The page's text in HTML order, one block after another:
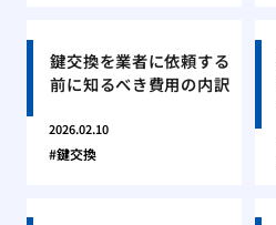
鍵交換を業者に依頼する
前に知るべき費用の内訳
2026.02.10
鍵交換